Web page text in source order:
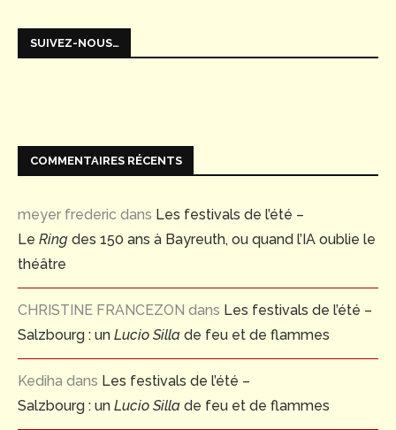
SUIVEZ-NOUS…
COMMENTAIRES RÉCENTS
meyer frederic dans Les festivals de l’été –
Le Ring des 150 ans à Bayreuth, ou quand l’IA oublie le
théâtre
CHRISTINE FRANCEZON dans Les festivals de l’été –
Salzbourg : un Lucio Silla de feu et de flammes
Kediha dans Les festivals de l’été –
Salzbourg : un Lucio Silla de feu et de flammes